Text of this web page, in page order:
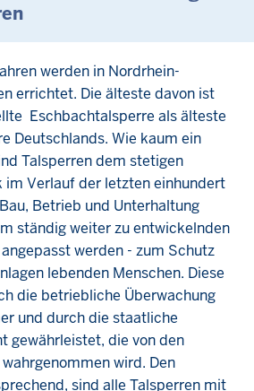
werden in Nordrhein-
errichtet. Die älteste davon ist
Eschbachtalsperre als älteste
Deutschlands. Wie kaum ein
Talsperren dem stetigen
im Verlauf der letzten einhundert
Betrieb und Unterhaltung
ständig weiter zu entwickelnden
werden - zum Schutz
lebenden Menschen. Diese
die betriebliche Überwachung
und durch die staatliche
gewährleistet, die von den
wird. Den
sind alle Talsperren mit